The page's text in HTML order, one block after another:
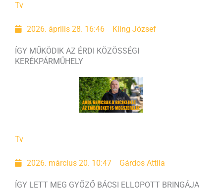
Tv
2026. április 28. 16:46 Kling József
ÍGY MŰKÖDIK AZ ÉRDI KÖZÖSSÉGI
KERÉKPÁRMŰHELY
Tv
2026. március 20. 10:47 Gárdos Attila
ÍGY LETT MEG GYŐZŐ BÁCSI ELLOPOTT BRINGÁJA